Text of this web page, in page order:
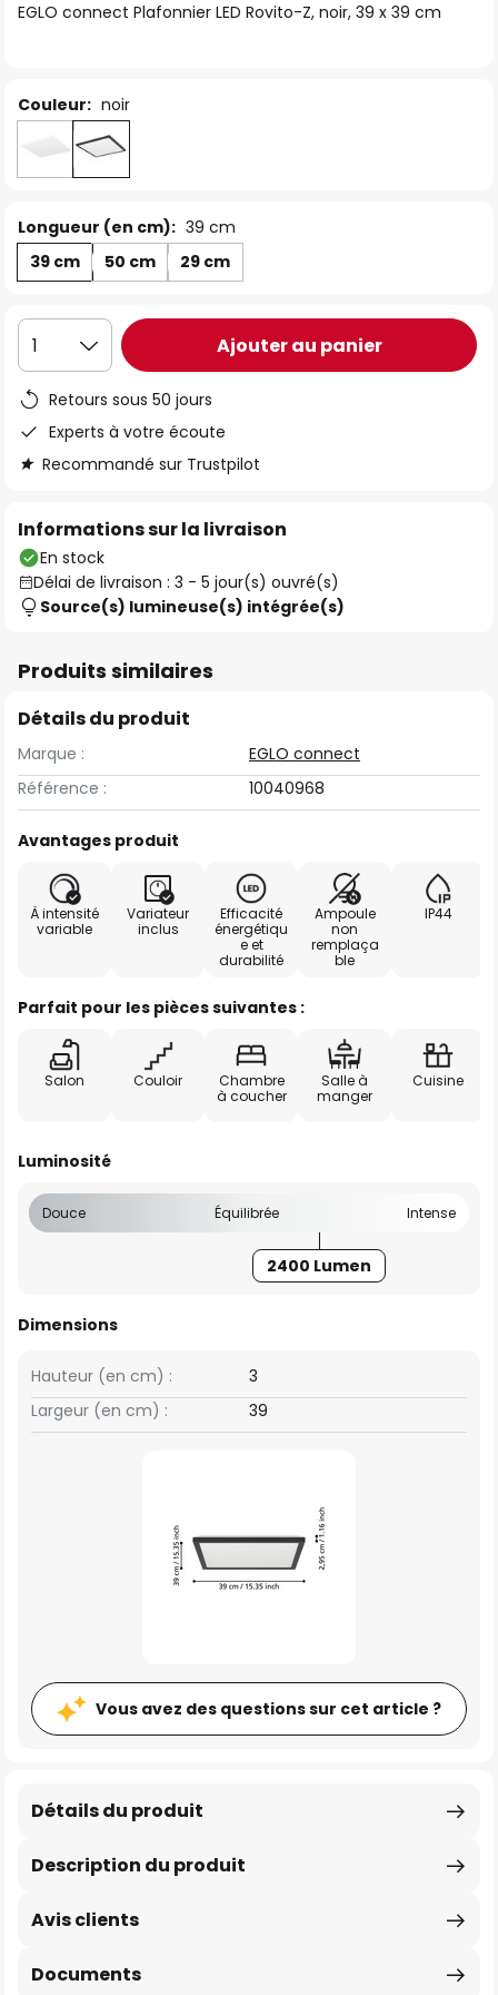
the
EGLO connect Plafonnier LED Rovito-Z, noir, 39 x 39 cm
Couleur: noir
Longueur (en cm): 39 cm
39 cm
50 cm 29 cm
1 Ajouter au panier
Retours sous 50 jours
Experts à votre écoute
Recommandé sur Trustpilot
Informations sur la livraison
En stock
Délai de livraison : 3 - 5 jour(s) ouvré(s)
Source(s) lumineuse(s) intégrée(s)
Produits similaires
Détails du produit
Marque :
EGLO connect
Référence :
10040968
Avantages produit
À intensité
variable
Variateur
inclus
Efficacité
énergétiqu
e et
durabilité
Ampoule
non
remplaça
ble
IP44
Parfait pour les pièces suivantes :
Salon Couloir
Chambre
à coucher
Salle à
manger
Cuisine
Luminosité
Douce Équilibrée Intense
2400 Lumen
Dimensions
Largeur (en cm) : 39
Hauteur (en cm) : 3
Vous avez des questions sur cet article ?
Description du produit
Détails du produit
Avis clients
Documents